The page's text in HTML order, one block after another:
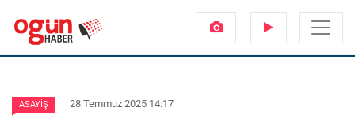
ASAYIŞ 28 Temmuz 2025 14:17